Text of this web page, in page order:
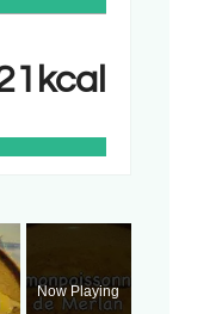
kcal
×
Now Playing